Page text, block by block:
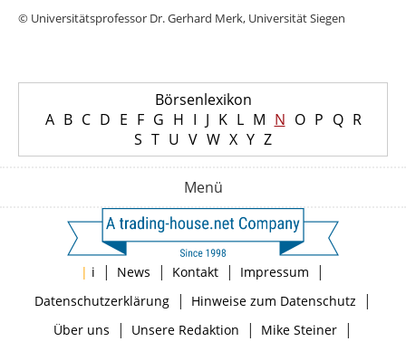
© Universitätsprofessor Dr. Gerhard Merk, Universität Siegen
Börsenlexikon
A B C D E F G H I J K L M N O P Q R
S T U V W X Y Z
Menü
| i | News | Kontakt | Impressum |
Datenschutzerklärung| Hinweise zum Datenschutz |
Über uns | Unsere Redaktion | Mike Steiner|